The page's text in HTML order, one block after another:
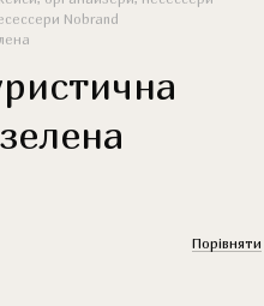
Nobrand
Порівняти